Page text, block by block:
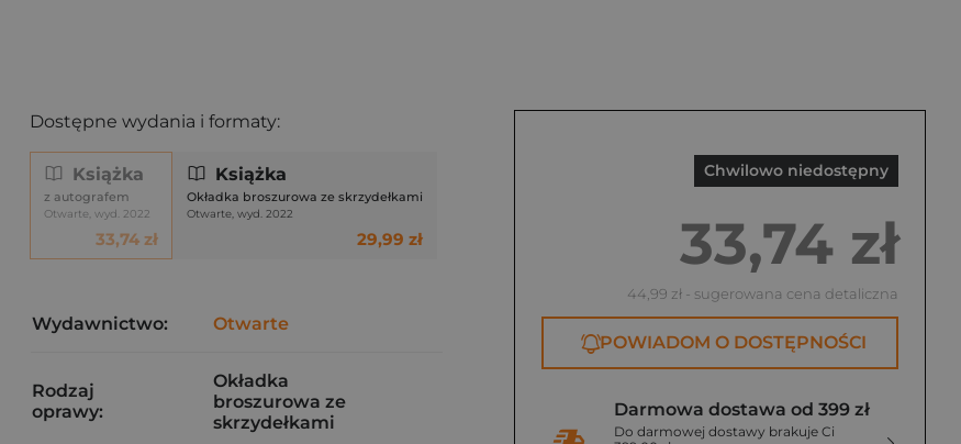
Chwilowo niedostępny
33,74 zł
44,99 zł - sugerowana cena detaliczna
POWIADOM O DOSTĘPNOŚCI
Darmowa dostawa od 399 zł
Do darmowej dostawy brakuje Ci
Dostępne wydania i formaty:
Książka
z autografem
Otwarte, wyd. 2022
33,74 zł
Książka
Okładka broszurowa ze skrzydełkami
Otwarte, wyd. 2022
29,99 zł
Wydawnictwo: Otwarte
Rodzaj
oprawy:
Okładka
broszurowa ze
skrzydełkami